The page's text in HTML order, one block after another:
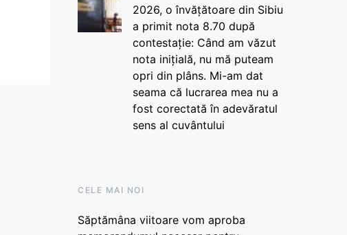
2026, o învățătoare din Sibiu
a primit nota 8.70 după
contestație: Când am văzut
nota inițială, nu mă puteam
opri din plâns. Mi-am dat
seama că lucrarea mea nu a
fost corectată în adevăratul
sens al cuvântului
CELE MAI NOI
Săptămâna viitoare vom aproba